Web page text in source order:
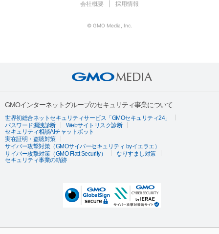
会社概要 採用情報
© GMO Media, Inc.
GMOインターネットグループのセキュリティ事業について
世界初総合ネットセキュリティサービス「GMOセキュリティ24」
パスワード漏洩診断
Webサイトリスク診断
セキュリティ相談AIチャットボット
実在証明・盗聴対策
サイバー攻撃対策（GMOサイバーセキュリティ byイエラエ）
サイバー攻撃対策（GMO Flatt Security）
なりすまし対策
セキュリティ事業の軌跡